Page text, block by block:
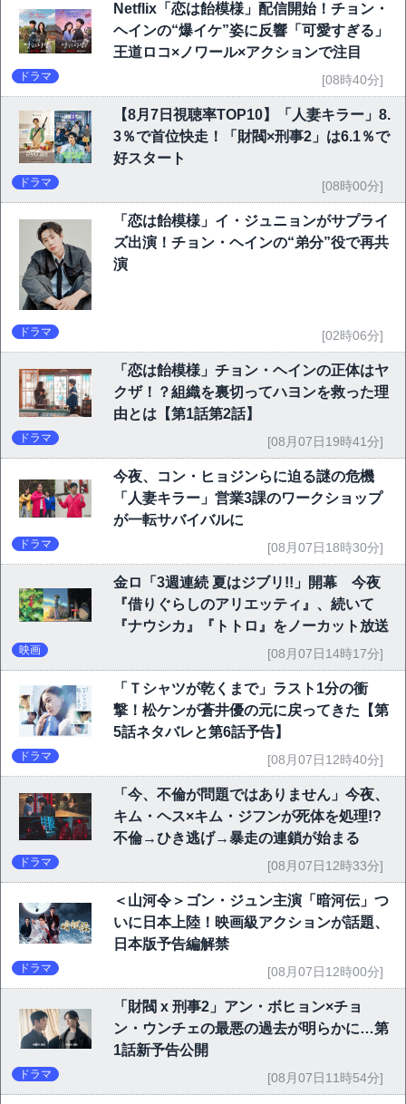
Netflix「恋は飴模様」配信開始！チョン・
ヘインの“爆イケ”姿に反響「可愛すぎる」
王道ロコ×ノワール×アクションで注目
ドラマ [08時40分]
【8月7日視聴率TOP10】「人妻キラー」8.
3％で首位快走！「財閥×刑事2」は6.1％で
好スタート
ドラマ [08時00分]
「恋は飴模様」イ・ジュニョンがサプライ
ズ出演！チョン・ヘインの“弟分”役で再共
演
ドラマ [02時06分]
「恋は飴模様」チョン・ヘインの正体はヤ
クザ！？組織を裏切ってハヨンを救った理
由とは【第1話第2話】
ドラマ [08月07日19時41分]
今夜、コン・ヒョジンらに迫る謎の危機
「人妻キラー」営業3課のワークショップ
が一転サバイバルに
ドラマ [08月07日18時30分]
金ロ「3週連続 夏はジブリ!!」開幕 今夜
『借りぐらしのアリエッティ』、続いて
『ナウシカ』『トトロ』をノーカット放送
映画 [08月07日14時17分]
「Ｔシャツが乾くまで」ラスト1分の衝
撃！松ケンが蒼井優の元に戻ってきた【第
5話ネタバレと第6話予告】
ドラマ [08月07日12時40分]
「今、不倫が問題ではありません」今夜、
キム・ヘス×キム・ジフンが死体を処理!?
不倫→ひき逃げ→暴走の連鎖が始まる
ドラマ [08月07日12時33分]
＜山河令＞ゴン・ジュン主演「暗河伝」つ
いに日本上陸！映画級アクションが話題、
日本版予告編解禁
ドラマ [08月07日12時00分]
「財閥 x 刑事2」アン・ボヒョン×チョ
ン・ウンチェの最悪の過去が明らかに…第
1話新予告公開
ドラマ [08月07日11時54分]